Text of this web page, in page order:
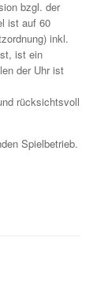
bzgl. der
ist auf 60
inkl.
ist ein
der Uhr ist
rücksichtsvoll
Spielbetrieb.